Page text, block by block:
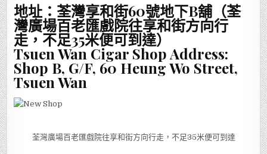
地址：荃灣享和街60號地下B舖（荃
灣廣場百老匯戲院往享和街方向行
走，不足35米便可到達）
Tsuen Wan Cigar Shop Address:
Shop B, G/F, 60 Heung Wo Street,
Tsuen Wan
荃灣廣場百老匯戲院往享和街方向行走，不足35米便可到達